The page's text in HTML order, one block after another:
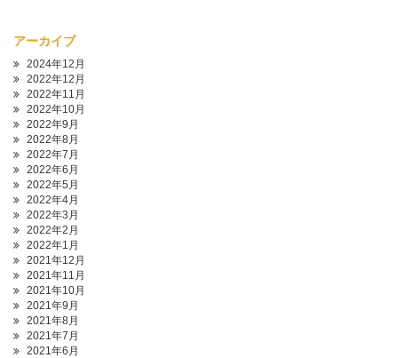
アーカイブ
2024年12月
2022年12月
2022年11月
2022年10月
2022年9月
2022年8月
2022年7月
2022年6月
2022年5月
2022年4月
2022年3月
2022年2月
2022年1月
2021年12月
2021年11月
2021年10月
2021年9月
2021年8月
2021年7月
2021年6月